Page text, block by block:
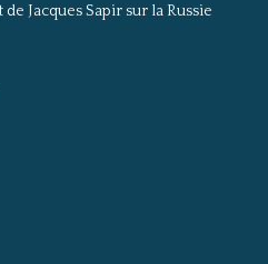
Jacques Sapir sur la Russie